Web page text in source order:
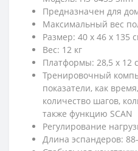
Предназначен для
Максимальный вес
Размер: 40 х 46 х 135
Вес: 12 кг
Платформы: 28,5 х 12
Тренировочный
показатели, как
количество шагов,
также функцию SCAN
Регулирование
Длина эспандеров: